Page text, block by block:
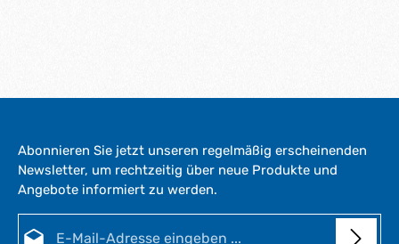
Abonnieren Sie jetzt unseren regelmäßig erscheinenden
Newsletter, um rechtzeitig über neue Produkte und
Angebote informiert zu werden.